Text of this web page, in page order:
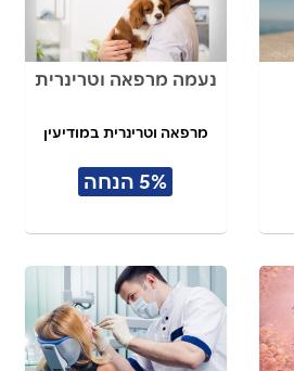
נעמה מרפאה וטרינרית
מרפאה וטרינרית במודיעין
5% הנחה